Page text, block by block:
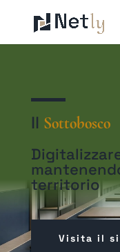
Il Sottobosco
territorio
Visita il